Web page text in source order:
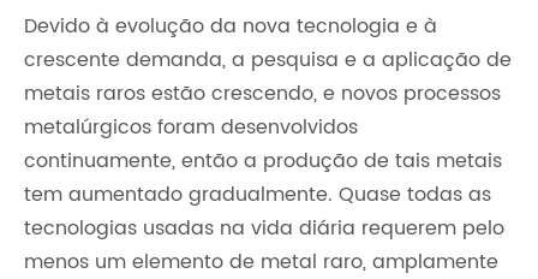
Devido à evolução da nova tecnologia e à
crescente demanda, a pesquisa e a aplicação de
metais raros estão crescendo, e novos processos
metalúrgicos foram desenvolvidos
continuamente, então a produção de tais metais
tem aumentado gradualmente. Quase todas as
tecnologias usadas na vida diária requerem pelo
menos um elemento de metal raro, amplamente